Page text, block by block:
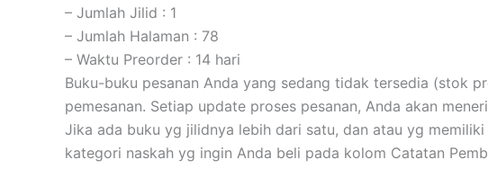
– Jumlah Jilid : 1
– Jumlah Halaman : 78
– Waktu Preorder : 14 hari
Buku-buku pesanan Anda yang sedang tidak tersedia (stok
pemesanan. Setiap update proses pesanan, Anda akan
Jika ada buku yg jilidnya lebih dari satu, dan atau yg
kategori naskah yg ingin Anda beli pada kolom Catatan